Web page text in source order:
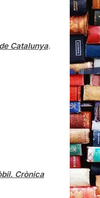
Catalunya.
Crònica